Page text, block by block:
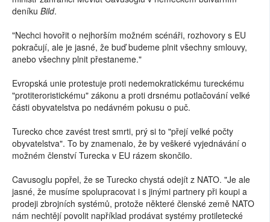
deníku Bild.
"Nechci hovořit o nejhorším možném scénáři, rozhovory s EU
pokračují, ale je jasné, že buď budeme plnit všechny smlouvy,
anebo všechny plnit přestaneme."
Evropská unie protestuje proti nedemokratickému tureckému
"protiteroristickému" zákonu a proti drsnému potlačování velké
části obyvatelstva po nedávném pokusu o puč.
Turecko chce zavést trest smrti, prý si to "přejí velké počty
obyvatelstva". To by znamenalo, že by veškeré vyjednávání o
možném členství Turecka v EU rázem skončilo.
Cavusoglu popřel, že se Turecko chystá odejít z NATO. "Je ale
jasné, že musíme spolupracovat i s jinými partnery při koupi a
prodeji zbrojních systémů, protože některé členské země NATO
nám nechtějí povolit například prodávat systémy protiletecké